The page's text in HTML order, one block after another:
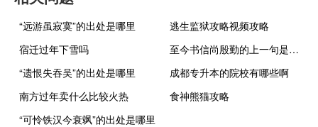
“远游虽寂寞”的出处是哪里
逃生监狱攻略视频攻略
宿迁过年下雪吗
至今书信尚殷勤的上一句是什么
“遗恨失吞吴”的出处是哪里
成都专升本的院校有哪些啊
南方过年卖什么比较火热
食神熊猫攻略
“可怜铁汉今衰飒”的出处是哪里